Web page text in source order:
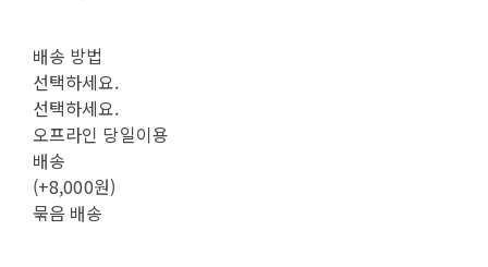
배송 방법
선택하세요.
선택하세요.
오프라인 당일이용
배송
(+8,000원)
묶음 배송